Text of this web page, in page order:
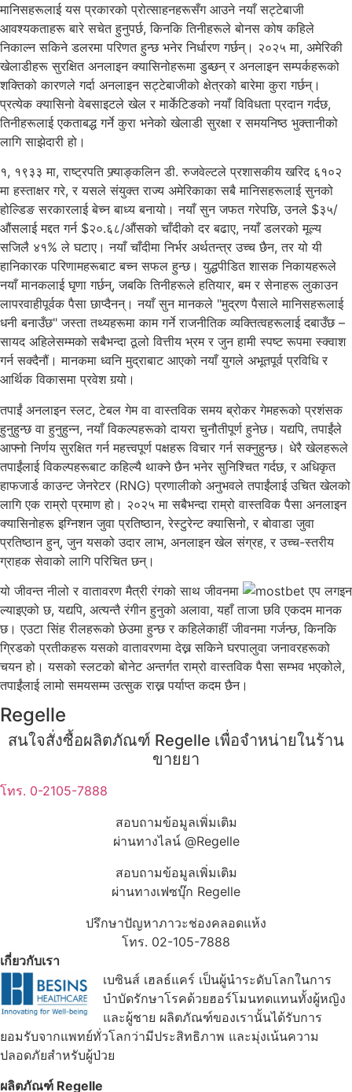
मानिसहरूलाई यस प्रकारको प्रोत्साहनहरूसँग आउने नयाँ सट्टेबाजी
आवश्यकताहरू बारे सचेत हुनुपर्छ, किनकि तिनीहरूले बोनस कोष कहिले
निकाल्न सकिने डलरमा परिणत हुन्छ भनेर निर्धारण गर्छन्। २०२५ मा, अमेरिकी
खेलाडीहरू सुरक्षित अनलाइन क्यासिनोहरूमा डुब्छन् र अनलाइन सम्पर्कहरूको
शक्तिको कारणले गर्दा अनलाइन सट्टेबाजीको क्षेत्रको बारेमा कुरा गर्छन्।
प्रत्येक क्यासिनो वेबसाइटले खेल र मार्केटिङको नयाँ विविधता प्रदान गर्दछ,
तिनीहरूलाई एकताबद्ध गर्ने कुरा भनेको खेलाडी सुरक्षा र समयनिष्ठ भुक्तानीको
लागि साझेदारी हो।
१, १९३३ मा, राष्ट्रपति फ्र्याङ्कलिन डी. रुजवेल्टले प्रशासकीय खरिद ६१०२
मा हस्ताक्षर गरे, र यसले संयुक्त राज्य अमेरिकाका सबै मानिसहरूलाई सुनको
होल्डिङ सरकारलाई बेच्न बाध्य बनायो। नयाँ सुन जफत गरेपछि, उनले $३५/
औंसलाई मद्दत गर्न $२०.६८/औंसको चाँदीको दर बढाए, नयाँ डलरको मूल्य
सजिलै ४१% ले घटाए। नयाँ चाँदीमा निर्भर अर्थतन्त्र उच्च छैन, तर यो यी
हानिकारक परिणामहरूबाट बच्न सफल हुन्छ। युद्धपीडित शासक निकायहरूले
नयाँ मानकलाई घृणा गर्छन्, जबकि तिनीहरूले हतियार, बम र सेनाहरू लुकाउन
लापरवाहीपूर्वक पैसा छाप्दैनन्। नयाँ सुन मानकले "मुद्रण पैसाले मानिसहरूलाई
धनी बनाउँछ" जस्ता तथ्यहरूमा काम गर्ने राजनीतिक व्यक्तित्वहरूलाई दबाउँछ –
सायद अहिलेसम्मको सबैभन्दा ठूलो वित्तीय भ्रम र जुन हामी स्पष्ट रूपमा स्क्वाश
गर्न सक्दैनौं। मानकमा ध्वनि मुद्राबाट आएको नयाँ युगले अभूतपूर्व प्रविधि र
आर्थिक विकासमा प्रवेश गर्‍यो।
तपाईं अनलाइन स्लट, टेबल गेम वा वास्तविक समय ब्रोकर गेमहरूको प्रशंसक
हुनुहुन्छ वा हुनुहुन्न, नयाँ विकल्पहरूको दायरा चुनौतीपूर्ण हुनेछ। यद्यपि, तपाईंले
आफ्नो निर्णय सुरक्षित गर्न महत्त्वपूर्ण पक्षहरू विचार गर्न सक्नुहुन्छ। धेरै खेलहरूले
तपाईंलाई विकल्पहरूबाट कहिल्यै थाक्ने छैन भनेर सुनिश्चित गर्दछ, र अधिकृत
हाफजार्ड काउन्ट जेनरेटर (RNG) प्रणालीको अनुभवले तपाईंलाई उचित खेलको
लागि एक राम्रो प्रमाण हो। २०२५ मा सबैभन्दा राम्रो वास्तविक पैसा अनलाइन
क्यासिनोहरू इग्निशन जुवा प्रतिष्ठान, रेस्टुरेन्ट क्यासिनो, र बोवाडा जुवा
प्रतिष्ठान हुन्, जुन यसको उदार लाभ, अनलाइन खेल संग्रह, र उच्च-स्तरीय
ग्राहक सेवाको लागि परिचित छन्।
यो जीवन्त नीलो र वातावरण मैत्री रंगको साथ जीवनमा
ल्याइएको छ, यद्यपि, अत्यन्तै रंगीन हुनुको अलावा, यहाँ ताजा छवि एकदम मानक
छ। एउटा सिंह रीलहरूको छेउमा हुन्छ र कहिलेकाहीं जीवनमा गर्जन्छ, किनकि
ग्रिडको प्रतीकहरू यसको वातावरणमा देख्न सकिने घरपालुवा जनावरहरूको
चयन हो। यसको स्लटको बोनेट अन्तर्गत राम्रो वास्तविक पैसा सम्भव भएकोले,
तपाईंलाई लामो समयसम्म उत्सुक राख्न पर्याप्त कदम छैन।
Regelle
สนใจสั่งซื้อผลิตภัณฑ์ Regelle เพื่อจำหน่ายในร้าน
ขายยา
โทร. 0-2105-7888
สอบถามข้อมูลเพิ่มเติม
ผ่านทางไลน์ @Regelle
สอบถามข้อมูลเพิ่มเติม
ผ่านทางเฟซบุ๊ก Regelle
ปรึกษาปัญหาภาวะช่องคลอดแห้ง
โทร. 02-105-7888
เกี่ยวกับเรา
เบซินส์ เฮลธ์แคร์ เป็นผู้นำระดับโลกในการ
บำบัดรักษาโรคด้วยฮอร์โมนทดแทนทั้งผู้หญิง
และผู้ชาย ผลิตภัณฑ์ของเรานั้นได้รับการ
ยอมรับจากแพทย์ทั่วโลกว่ามีประสิทธิภาพ และมุ่งเน้นความ
ปลอดภัยสำหรับผู้ป่วย
ผลิตภัณฑ์ Regelle